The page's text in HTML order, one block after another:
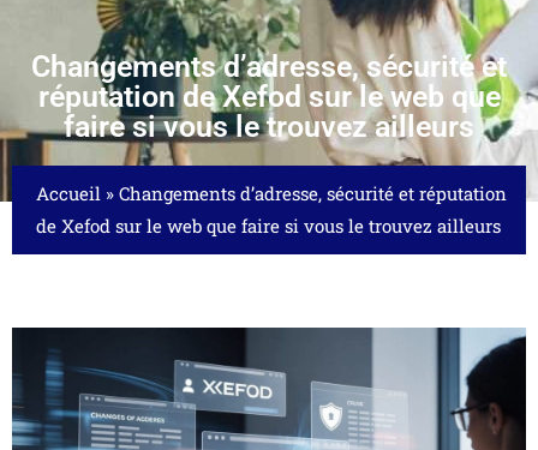
Changements d’adresse, sécurité et
réputation de Xefod sur le web que
faire si vous le trouvez ailleurs
Accueil » Changements d’adresse, sécurité et réputation
de Xefod sur le web que faire si vous le trouvez ailleurs